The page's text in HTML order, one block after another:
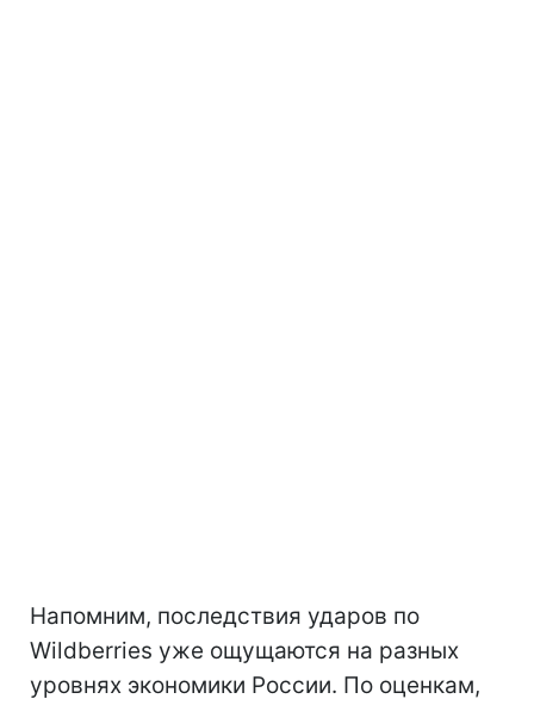
Напомним, последствия ударов по
Wildberries уже ощущаются на разных
уровнях экономики России. По оценкам,